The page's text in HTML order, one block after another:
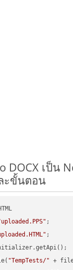
DOCX เป็น
ะขั้นตอน
"TempTests/" +